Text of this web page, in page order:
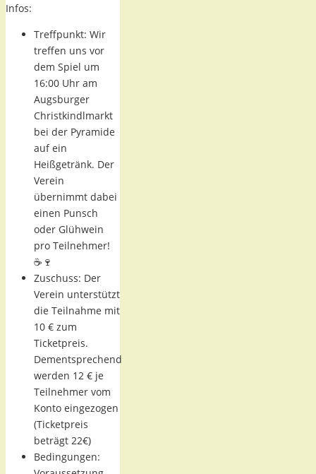
Infos:
Treffpunkt: Wir
treffen uns vor
dem Spiel um
16:00 Uhr am
Augsburger
Christkindlmarkt
bei der Pyramide
auf ein
Heißgetränk. Der
Verein
übernimmt dabei
einen Punsch
oder Glühwein
pro Teilnehmer!
☕🍷
Zuschuss: Der
Verein unterstützt
die Teilnahme mit
10 € zum
Ticketpreis.
Dementsprechend
werden 12 € je
Teilnehmer vom
Konto eingezogen
(Ticketpreis
beträgt 22€)
Bedingungen: